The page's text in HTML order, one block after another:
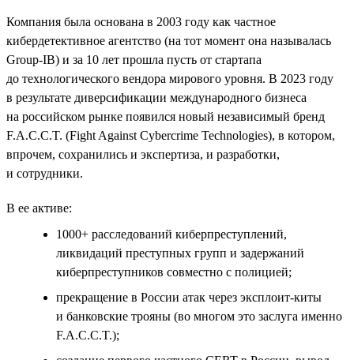
Компания была основана в 2003 году как частное
кибердетективное агентство (на тот момент она называлась
Group-IB) и за 10 лет прошла пусть от стартапа
до технологического вендора мирового уровня. В 2023 году
в результате диверсификации международного бизнеса
на российском рынке появился новый независимый бренд
F.A.C.C.T. (Fight Against Cybercrime Technologies), в котором,
впрочем, сохранились и экспертиза, и разработки,
и сотрудники.
В ее активе:
1000+ расследований киберпреступлений,
ликвидаций преступных групп и задержаний
киберпреступников совместно с полицией;
прекращение в России атак через эксплоит-киты
и банковские трояны (во многом это заслуга именно
F.A.C.C.T.);